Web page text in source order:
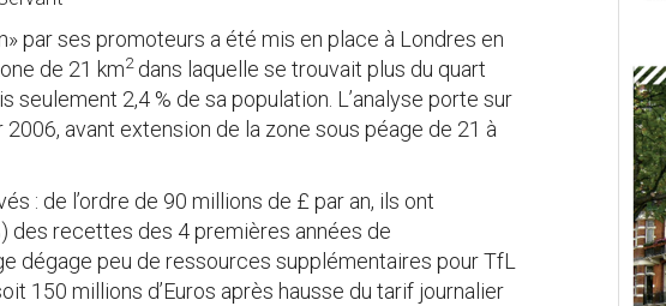
par ses promoteurs a été mis en place à Londres en
de 21 km2dans laquelle se trouvait plus du quart
seulement 2,4 % de sa population. L’analyse porte sur
avant extension de la zone sous péage de 21 à
: de l’ordre de 90 millions de £ par an, ils ont
des recettes des 4 premières années de
dégage peu de ressources supplémentaires pour TfL
150 millions d’Euros après hausse du tarif journalier